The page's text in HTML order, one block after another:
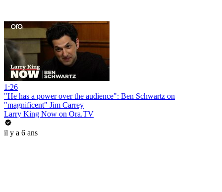
1:26
"He has a power over the audience": Ben Schwartz on
"magnificent" Jim Carrey
Larry King Now on Ora.TV
il y a 6 ans